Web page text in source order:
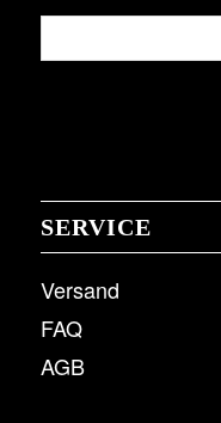
SERVICE
Versand
FAQ
AGB